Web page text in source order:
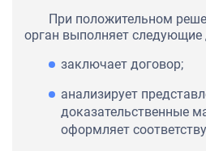
При положительном
орган выполняет следующие
заключает договор;
анализирует
доказательственные
оформляет